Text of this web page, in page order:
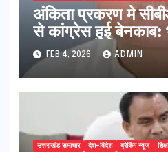
अंकिता प्रकरण मे
से कांग्रेस हुई
FEB 4, 2026 ADMIN
उत्तराखंड समाचार देश-विदेश ब्रेकिंग न्यूज शिक्षा